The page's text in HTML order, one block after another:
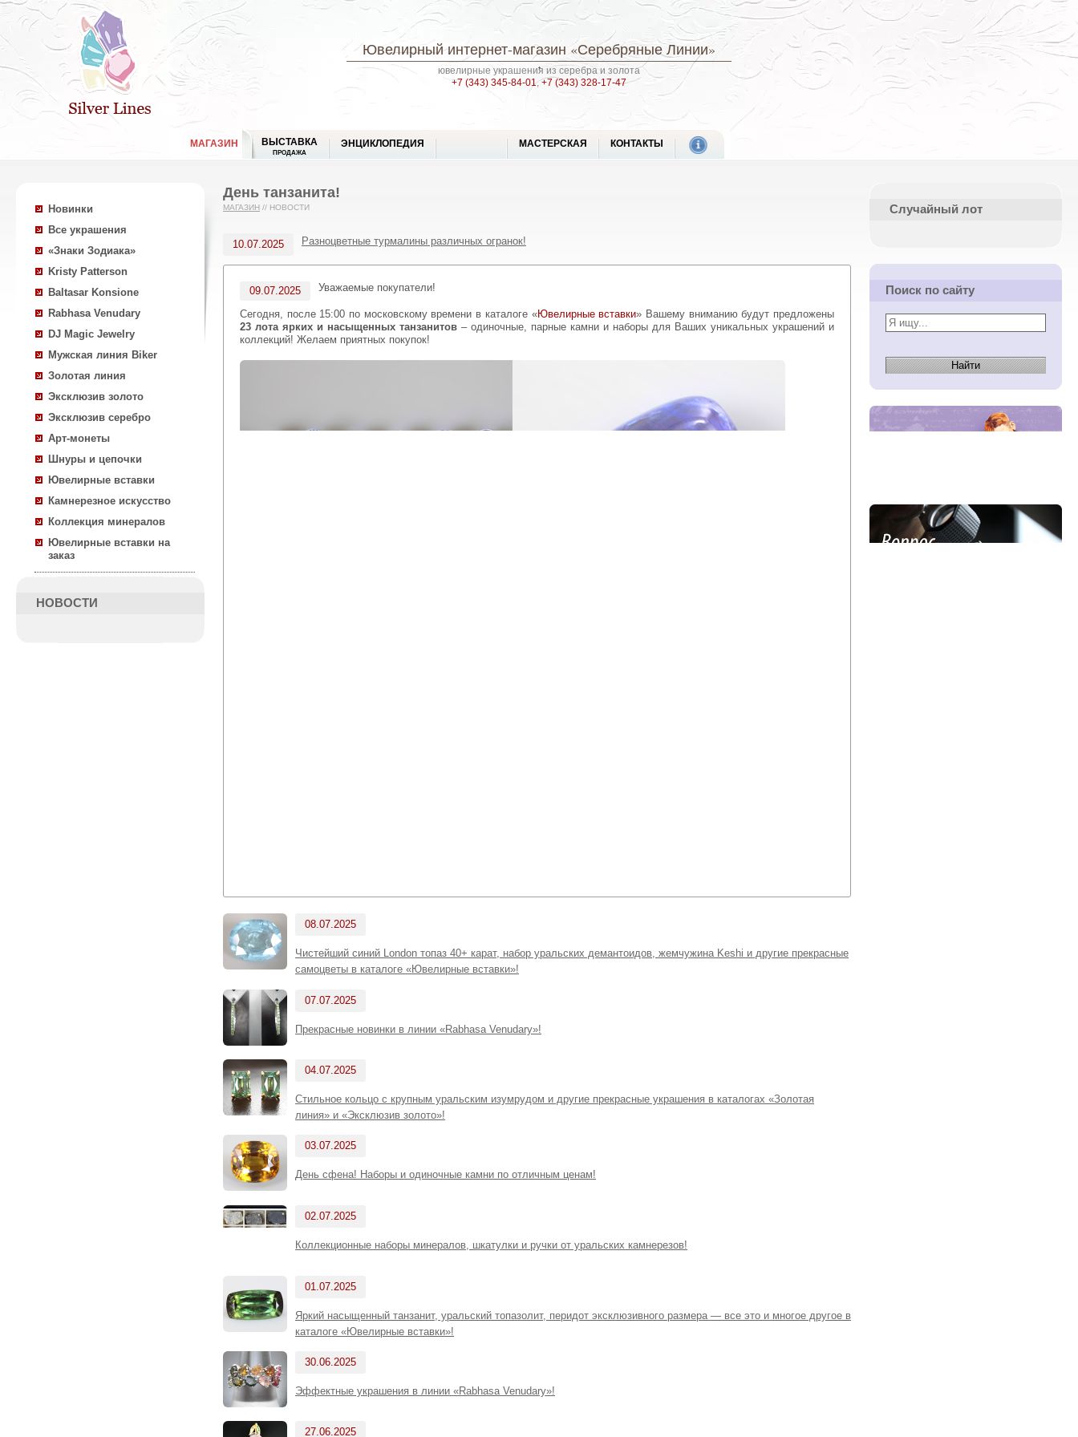
Ювелирный интернет-магазин «Серебряные Линии»
ювелирные украшения из серебра и золота
+7 (343) 345-84-01,+7 (343) 328-17-47
МАГАЗИН ВЫСТАВКА
ПРОДАЖА
ЭНЦИКЛОПЕДИЯ МАСТЕРСКАЯ КОНТАКТЫ
Новинки
Все украшения
«Знаки Зодиака»
Kristy Patterson
Baltasar Konsione
Rabhasa Venudary
DJ Magic Jewelry
Мужская линия Biker
Золотая линия
Эксклюзив золото
Эксклюзив серебро
Арт-монеты
Шнуры и цепочки
Ювелирные вставки
Камнерезное искусство
Коллекция минералов
Ювелирные вставки на
заказ
НОВОСТИ
День танзанита!
МАГАЗИН // НОВОСТИ
10.07.2025 Разноцветные турмалины различных огранок!
09.07.2025 Уважаемые покупатели!
Сегодня, после 15:00 по московскому времени в каталоге «Ювелирные вставки» Вашему вниманию будут предложены
23 лота ярких и насыщенных танзанитов – одиночные, парные камни и наборы для Ваших уникальных украшений и
коллекций! Желаем приятных покупок!
08.07.2025
Чистейший синий London топаз 40+ карат, набор уральских демантоидов, жемчужина Keshi и другие прекрасные
самоцветы в каталоге «Ювелирные вставки»!
07.07.2025
Прекрасные новинки в линии «Rabhasa Venudary»!
04.07.2025
Стильное кольцо с крупным уральским изумрудом и другие прекрасные украшения в каталогах «Золотая
линия» и «Эксклюзив золото»!
03.07.2025
День сфена! Наборы и одиночные камни по отличным ценам!
02.07.2025
Коллекционные наборы минералов, шкатулки и ручки от уральских камнерезов!
01.07.2025
Яркий насыщенный танзанит, уральский топазолит, перидот эксклюзивного размера — все это и многое другое в
каталоге «Ювелирные вставки»!
30.06.2025
Эффектные украшения в линии «Rabhasa Venudary»!
27.06.2025
Случайный лот
Поиск по сайту